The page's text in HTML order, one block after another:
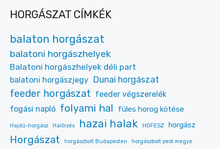
HORGÁSZAT CÍMKÉK
balaton horgászat
balatoni horgászhelyek
Balatoni horgászhelyek déli part
balatoni horgászjegy Dunai horgászat
feeder horgászat feeder végszerelék
fogási napló folyami hal füles horog kötése
Hajdú-horgász Halőrzés hazai halak HOFESZ horgász
Horgászat horgászbolt Budapesten horgászbolt pest megye